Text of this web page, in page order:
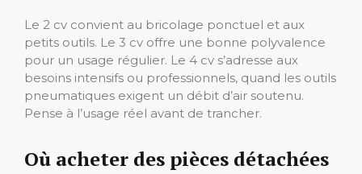
Le 2 cv convient au bricolage ponctuel et aux
petits outils. Le 3 cv offre une bonne polyvalence
pour un usage régulier. Le 4 cv s’adresse aux
besoins intensifs ou professionnels, quand les outils
pneumatiques exigent un débit d’air soutenu.
Pense à l’usage réel avant de trancher.
Où acheter des pièces détachées